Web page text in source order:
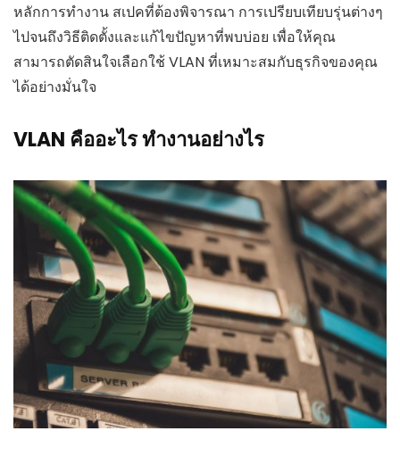
หลักการทำงาน สเปคที่ต้องพิจารณา การเปรียบเทียบรุ่นต่างๆ
ไปจนถึงวิธีติดตั้งและแก้ไขปัญหาที่พบบ่อย เพื่อให้คุณ
สามารถตัดสินใจเลือกใช้ VLAN ที่เหมาะสมกับธุรกิจของคุณ
ได้อย่างมั่นใจ
VLAN คืออะไร ทำงานอย่างไร